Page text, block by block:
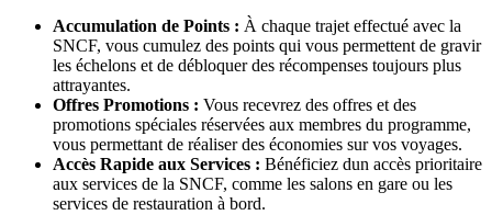
Accumulation de Points : À chaque trajet effectué avec la
SNCF, vous cumulez des points qui vous permettent de gravir
les échelons et de débloquer des récompenses toujours plus
attrayantes.
Offres Promotions : Vous recevrez des offres et des
promotions spéciales réservées aux membres du programme,
vous permettant de réaliser des économies sur vos voyages.
Accès Rapide aux Services : Bénéficiez dun accès prioritaire
aux services de la SNCF, comme les salons en gare ou les
services de restauration à bord.